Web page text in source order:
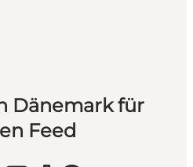
Dänemark für
Feed